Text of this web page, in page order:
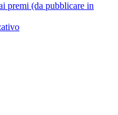
premi (da pubblicare in